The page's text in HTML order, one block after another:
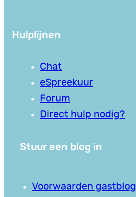
Hulplijnen
Chat
eSpreekuur
Forum
Direct hulp nodig?
Stuur een blog in
Voorwaarden gastblog